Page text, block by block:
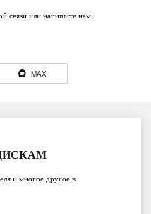
связи или напишите нам.
MAX
и многое другое в